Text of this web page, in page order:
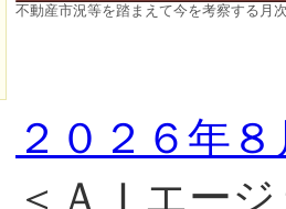
不動産市況等を踏まえて今を考察する月
２０２６年
＜ＡＩエー